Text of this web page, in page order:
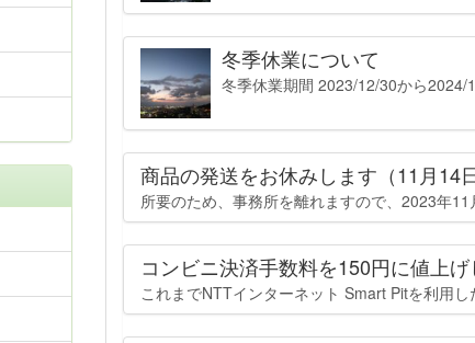
冬季休業について
冬季休業期間 2023/12/30から2024/
商品の発送をお休みします（11月14
所要のため、事務所を離れますので、2023年
コンビニ決済手数料を150円に値上げ
これまでNTTインターネット Smart Pitを利用